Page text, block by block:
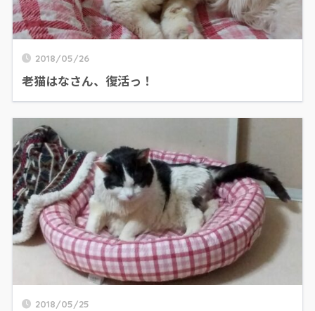
2018/05/26
老猫はなさん、復活っ！
2018/05/25